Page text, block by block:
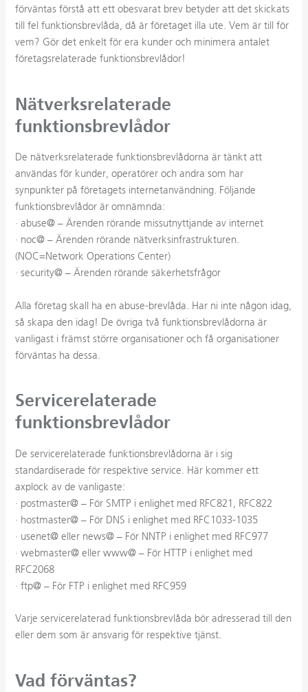
förväntas förstå att ett obesvarat brev betyder att det skickats
till fel funktionsbrevlåda, då är företaget illa ute. Vem är till för
vem? Gör det enkelt för era kunder och minimera antalet
företagsrelaterade funktionsbrevlådor!
Nätverksrelaterade
funktionsbrevlådor
De nätverksrelaterade funktionsbrevlådorna är tänkt att
användas för kunder, operatörer och andra som har
synpunkter på företagets internetanvändning. Följande
funktionsbrevlådor är omnämnda:
· abuse@ – Ärenden rörande missutnyttjande av internet
· noc@ – Ärenden rörande nätverksinfrastrukturen.
(NOC=Network Operations Center)
· security@ – Ärenden rörande säkerhetsfrågor
Alla företag skall ha en abuse-brevlåda. Har ni inte någon idag,
så skapa den idag! De övriga två funktionsbrevlådorna är
vanligast i främst större organisationer och få organisationer
förväntas ha dessa.
Servicerelaterade
funktionsbrevlådor
De servicerelaterade funktionsbrevlådorna är i sig
standardiserade för respektive service. Här kommer ett
axplock av de vanligaste:
· postmaster@ – För SMTP i enlighet med RFC821, RFC822
· hostmaster@ – För DNS i enlighet med RFC1033-1035
· usenet@ eller news@ – För NNTP i enlighet med RFC977
· webmaster@ eller www@ – För HTTP i enlighet med
RFC2068
· ftp@ – För FTP i enlighet med RFC959
Varje servicerelaterad funktionsbrevlåda bör adresserad till den
eller dem som är ansvarig för respektive tjänst.
Vad förväntas?